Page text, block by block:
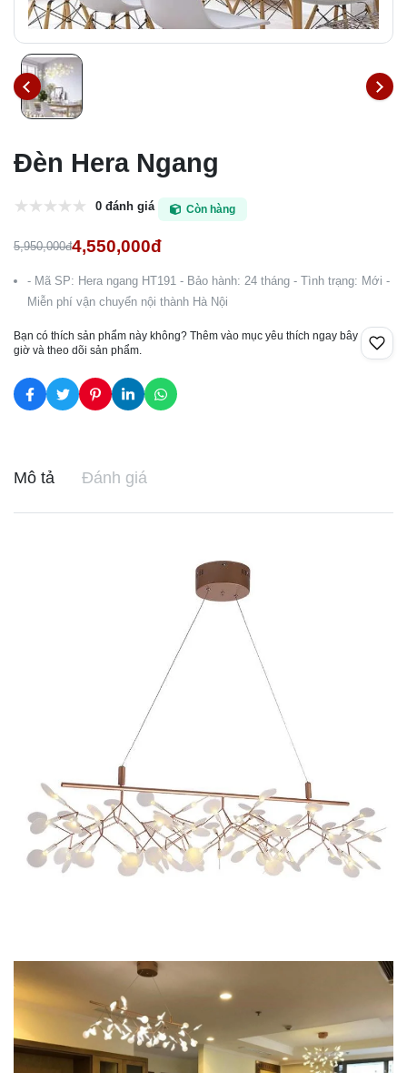
Đèn Hera Ngang
0 đánh giá Còn hàng
5,950,000đ4,550,000đ
- Mã SP: Hera ngang HT191 - Bảo hành: 24 tháng - Tình trạng: Mới -
Miễn phí vận chuyển nội thành Hà Nội
Bạn có thích sản phẩm này không? Thêm vào mục yêu thích ngay bây
giờ và theo dõi sản phẩm.
Mô tả Đánh giá